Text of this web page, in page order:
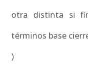
otra distinta si
términos base
)